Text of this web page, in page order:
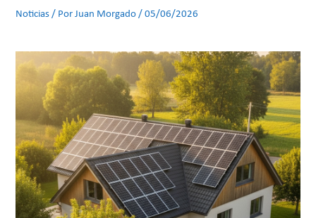
Noticias / PorJuan Morgado/05/06/2026